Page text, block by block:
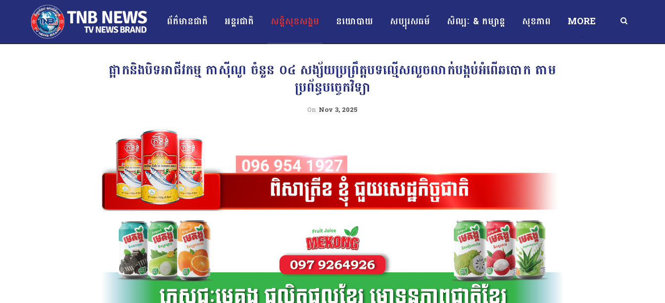
ព័ត៌មានជាតិ អន្ដរជាតិ សន្តិសុខសង្គម នយោបាយ សប្បុរសធម៍ សិល្បៈ & កម្សាន្ត សុខភាព MORE
ផ្អាកនិងបិទអាជីវកម្ម កាស៊ីណូ ចំនួន ០៤ សង្ស័យប្រព្រឹត្តបទល្មើសលួចលាក់បង្កប់អំពើឆបោក តាម
ប្រព័ន្ធបច្ចេកវិទ្យា
On Nov 3, 2025